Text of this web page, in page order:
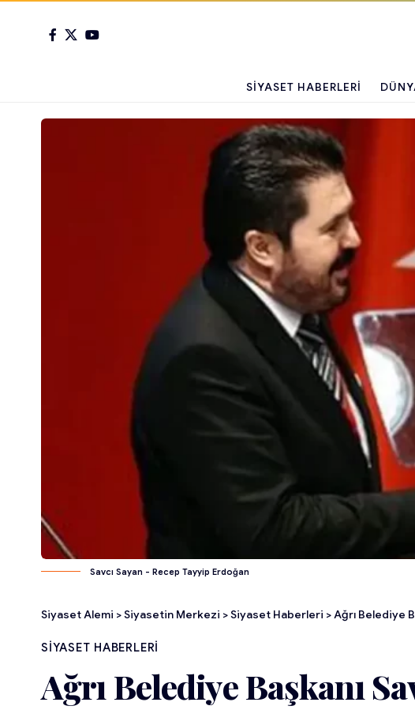
SIYASET HABERLERI
Savcı Sayan - Recep Tayyip Erdoğan
Siyaset Alemi >Siyasetin Merkezi >Siyaset Haberleri >Ağrı Belediye
SIYASET HABERLERI
Ağrı Belediye Başkanı